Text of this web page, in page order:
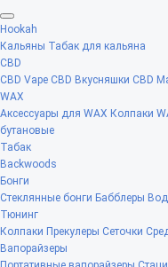
Hookah
Кальяны Табак для кальяна
CBD
CBD Vape CBD Вкусняшки CBD
WAX
Аксессуары для WAX Колпаки
бутановые
Табак
Backwoods
Бонги
Стеклянные бонги Бабблеры
Тюнинг
Колпаки Прекулеры Сеточки
Вапорайзеры